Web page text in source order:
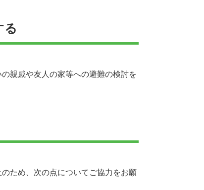
る
親戚や友人の家等への避難の検討を
ため、次の点についてご協力をお願